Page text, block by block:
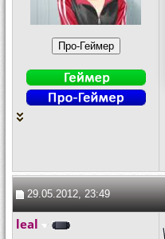
29.05.2012, 23:49
leal